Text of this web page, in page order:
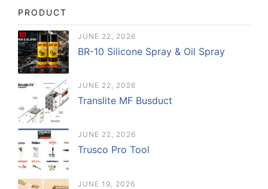
PRODUCT
JUNE 22, 2026
BR-10 Silicone Spray & Oil Spray
JUNE 22, 2026
Translite MF Busduct
JUNE 22, 2026
Trusco Pro Tool
JUNE 19, 2026